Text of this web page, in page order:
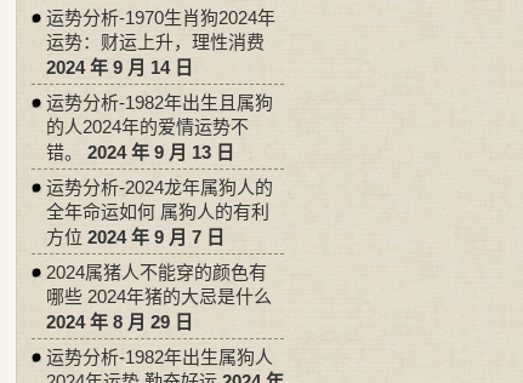
运势分析-1970生肖狗2024年
运势：财运上升，理性消费
2024 年 9 月 14 日
运势分析-1982年出生且属狗
的人2024年的爱情运势不
错。
2024 年 9 月 13 日
运势分析-2024龙年属狗人的
全年命运如何 属狗人的有利
方位 2024 年 9 月 7 日
2024属猪人不能穿的颜色有
哪些 2024年猪的大忌是什么
2024 年 8 月 29 日
运势分析-1982年出生属狗人